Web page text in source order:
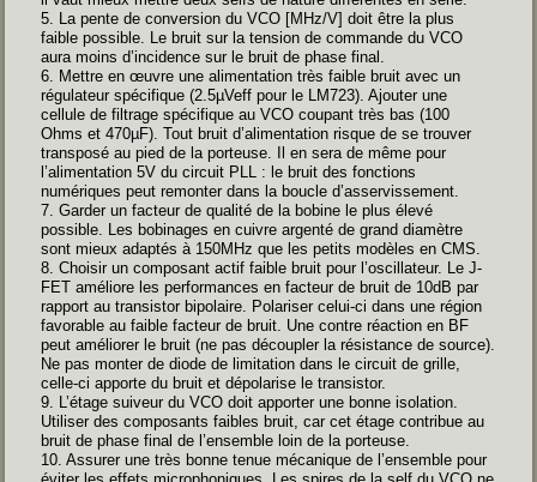
5. La pente de conversion du VCO [MHz/V] doit être la plus
faible possible. Le bruit sur la tension de commande du VCO
aura moins d’incidence sur le bruit de phase final.
6. Mettre en œuvre une alimentation très faible bruit avec un
régulateur spécifique (2.5µVeff pour le LM723). Ajouter une
cellule de filtrage spécifique au VCO coupant très bas (100
Ohms et 470µF). Tout bruit d’alimentation risque de se trouver
transposé au pied de la porteuse. Il en sera de même pour
l’alimentation 5V du circuit PLL : le bruit des fonctions
numériques peut remonter dans la boucle d’asservissement.
7. Garder un facteur de qualité de la bobine le plus élevé
possible. Les bobinages en cuivre argenté de grand diamètre
sont mieux adaptés à 150MHz que les petits modèles en CMS.
8. Choisir un composant actif faible bruit pour l’oscillateur. Le J-
FET améliore les performances en facteur de bruit de 10dB par
rapport au transistor bipolaire. Polariser celui-ci dans une région
favorable au faible facteur de bruit. Une contre réaction en BF
peut améliorer le bruit (ne pas découpler la résistance de source).
Ne pas monter de diode de limitation dans le circuit de grille,
celle-ci apporte du bruit et dépolarise le transistor.
9. L’étage suiveur du VCO doit apporter une bonne isolation.
Utiliser des composants faibles bruit, car cet étage contribue au
bruit de phase final de l’ensemble loin de la porteuse.
10. Assurer une très bonne tenue mécanique de l’ensemble pour